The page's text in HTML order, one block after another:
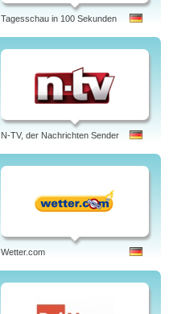
Tagesschau in 100 Sekunden
N-TV, der Nachrichten Sender
Wetter.com